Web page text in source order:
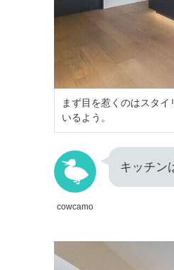
まず目を惹くのはスタ
いるよう。
cowcamo
キッチン